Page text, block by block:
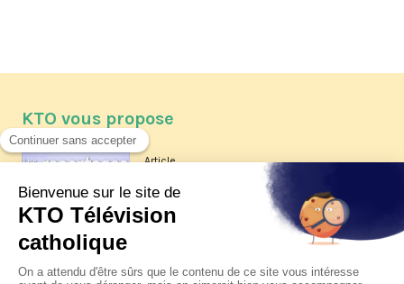
KTO vous propose
Article
Les reportages d'été 2026 de KTO
La visite pastorale du pape Léon
XIV à Assise à suivre sur KTO le